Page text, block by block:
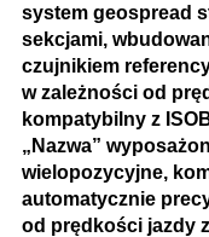
system geospread
sekcjami,
czujnikiem
w zależności od
kompatybilny z
„Nazwa”
wielopozycyjne,
automatycznie
od prędkości jazdy